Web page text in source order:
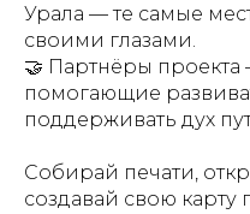
Урала — те самые
своими глазами.
🤝 Партнёры
помогающие
поддерживать дух
Собирай печати,
создавай свою